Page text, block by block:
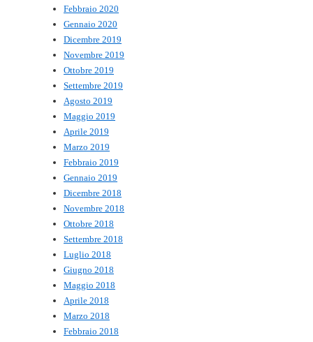
Febbraio 2020
Gennaio 2020
Dicembre 2019
Novembre 2019
Ottobre 2019
Settembre 2019
Agosto 2019
Maggio 2019
Aprile 2019
Marzo 2019
Febbraio 2019
Gennaio 2019
Dicembre 2018
Novembre 2018
Ottobre 2018
Settembre 2018
Luglio 2018
Giugno 2018
Maggio 2018
Aprile 2018
Marzo 2018
Febbraio 2018